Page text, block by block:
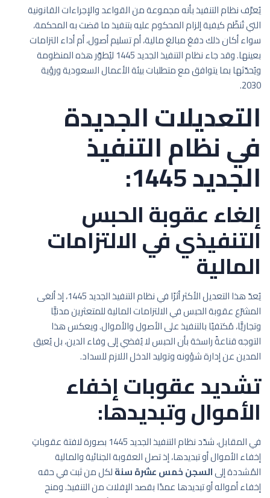
يُعرَّف نظام التنفيذ بأنه مجموعة من القواعد والإجراءات القانونية
التي تُنظّم كيفية إلزام المحكوم عليه بتنفيذ ما قضت به المحكمة،
سواء أكان ذلك دفعَ مبالغ مالية، أم تسليم أصول، أم أداء التزامات
بعينها. وقد جاء نظام التنفيذ الجديد 1445 ليُطوّر هذه المنظومة
ويُحدّثها بما يتوافق مع متطلبات بيئة الأعمال السعودية ورؤية
2030.
التعديلات الجديدة
في نظام التنفيذ
الجديد 1445:
إلغاء عقوبة الحبس
التنفيذي في الالتزامات
المالية
يُعدّ هذا التعديل الأكثر أثرًا في نظام التنفيذ الجديد 1445، إذ ألغى
المشرّع عقوبة الحبس في الالتزامات المالية للمتعثرين مدنيًّا
وتجاريًّا، مُكتفيًا بالتنفيذ على الأصول والأموال. ويعكس هذا
التوجه قناعةً راسخة بأن الحبس لا يُفضي إلى وفاء الدين، بل يُعيق
المدين عن إدارة شؤونه وتوليد الدخل اللازم للسداد.
تشديد عقوبات إخفاء
الأموال وتبديدها:
في المقابل، شدّد نظام التنفيذ الجديد 1445 بصورة لافتة عقوباتِ
إخفاء الأموال أو تبديدها، إذ تصل العقوبة الجنائية والمالية
المُشددة إلىالسجن خمس عشرة سنةلكل من ثبت في حقه
إخفاء أمواله أو تبديدها عمدًا بقصد الإفلات من التنفيذ. ومنح